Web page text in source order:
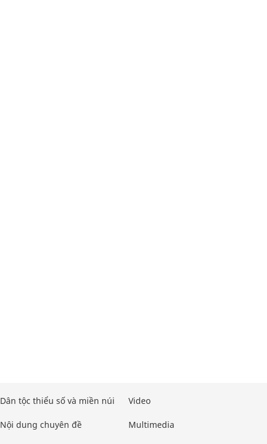
Dân tộc thiểu số và miền núi
Nội dung chuyên đề
Video
Multimedia